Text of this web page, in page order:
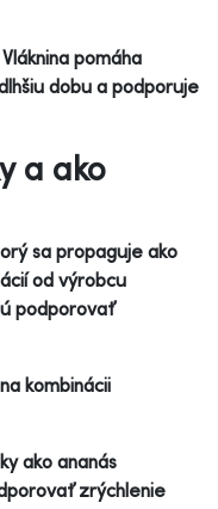
pomáha
dobu a podporuje
a ako
sa propaguje ako
od výrobcu
podporovať
kombinácii
ako ananás
zrýchlenie